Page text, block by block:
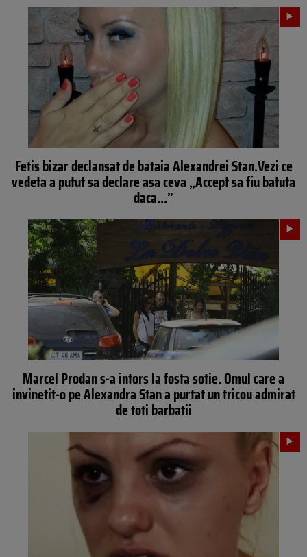
Fetis bizar declansat de bataia Alexandrei Stan.Vezi ce
vedeta a putut sa declare asa ceva „Accept sa fiu batuta
daca…”
Marcel Prodan s-a intors la fosta sotie. Omul care a
invinetit-o pe Alexandra Stan a purtat un tricou admirat
de toti barbatii